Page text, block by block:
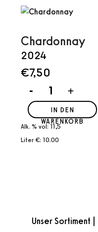
Chardonnay
2024
€7,50
-
Chardonnay
Menge +
IN DEN
WARENKORB
Alk. % vol: 11,5
Liter €: 10.00
Unser Sortiment